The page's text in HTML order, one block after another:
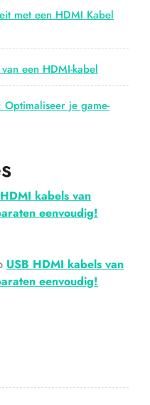
met een HDMI Kabel
een HDMI-kabel
Optimaliseer je game-
kabels van
eenvoudig!
USB HDMI kabels van
eenvoudig!